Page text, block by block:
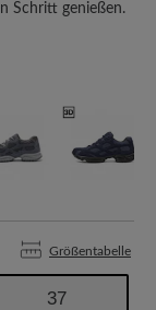
Schritt genießen.
Größentabelle
37